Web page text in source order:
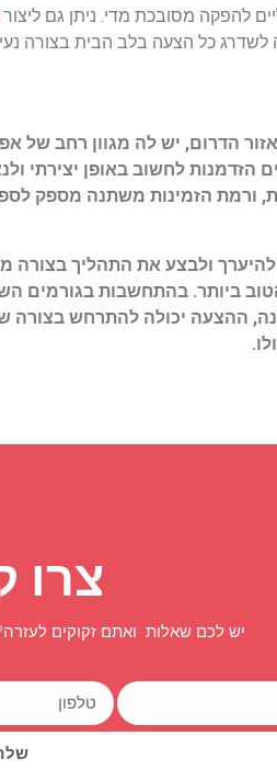
להפקה מסובכת מדי. ניתן גם ליצור
לשדרג כל הצעה בלב הבית בצורה
הדרום, יש לה מגוון רחב של
הזדמנות לחשוב באופן יצירתי
ורמת הזמינות משתנה מספק
ולבצע את התהליך בצורה
ביותר. בהתחשבות בגורמים
ההצעה יכולה להתרחש בצורה
צרו
יש לכם שאלות ואתם זקוקים